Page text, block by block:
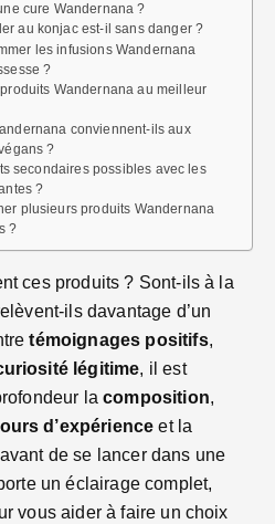
cure Wandernana ?
au konjac est-il sans danger ?
les infusions Wandernana
?
Wandernana au meilleur
conviennent-ils aux
?
secondaires possibles avec les
?
plusieurs produits Wandernana
?
ces produits ? Sont-ils à la
ils davantage d’un
témoignages positifs,
légitime, il est
lacomposition,
d’expérience et la
de se lancer dans une
un éclairage complet,
vous aider à faire un choix